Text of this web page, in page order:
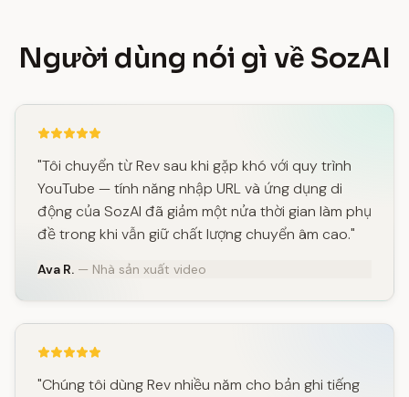
Người dùng nói gì về SozAI
"Tôi chuyển từ Rev sau khi gặp khó với quy trình
YouTube — tính năng nhập URL và ứng dụng di
động của SozAI đã giảm một nửa thời gian làm phụ
đề trong khi vẫn giữ chất lượng chuyển âm cao."
Ava R. — Nhà sản xuất video
"Chúng tôi dùng Rev nhiều năm cho bản ghi tiếng